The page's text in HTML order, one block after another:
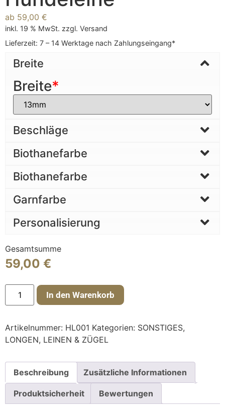
ab 59,00 €
inkl. 19 % MwSt. zzgl. Versand
Lieferzeit: 7 – 14 Werktage nach Zahlungseingang*
Breite
*
Breite
Beschläge
Biothanefarbe
Biothanefarbe
Garnfarbe
Personalisierung
Gesamtsumme
59,00 €
In den Warenkorb
Artikelnummer: HL001 Kategorien: SONSTIGES,
LONGEN, LEINEN & ZÜGEL
Beschreibung Zusätzliche Informationen
Produktsicherheit Bewertungen